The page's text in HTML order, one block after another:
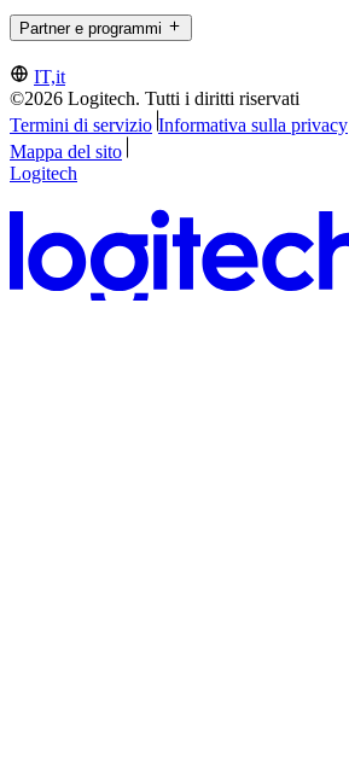
Partner e programmi
IT,it
©2026 Logitech. Tutti i diritti riservati
Termini di servizio Informativa sulla privacy
Mappa del sito
Logitech